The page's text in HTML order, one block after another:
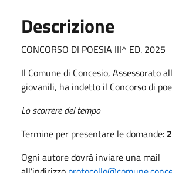
Descrizione
CONCORSO DI POESIA III^ ED. 2025
Il Comune di Concesio, Assessorato
giovanili, ha indetto il Concorso di
Lo scorrere del tempo
Termine per presentare le domande:
Ogni autore dovrà inviare una mail